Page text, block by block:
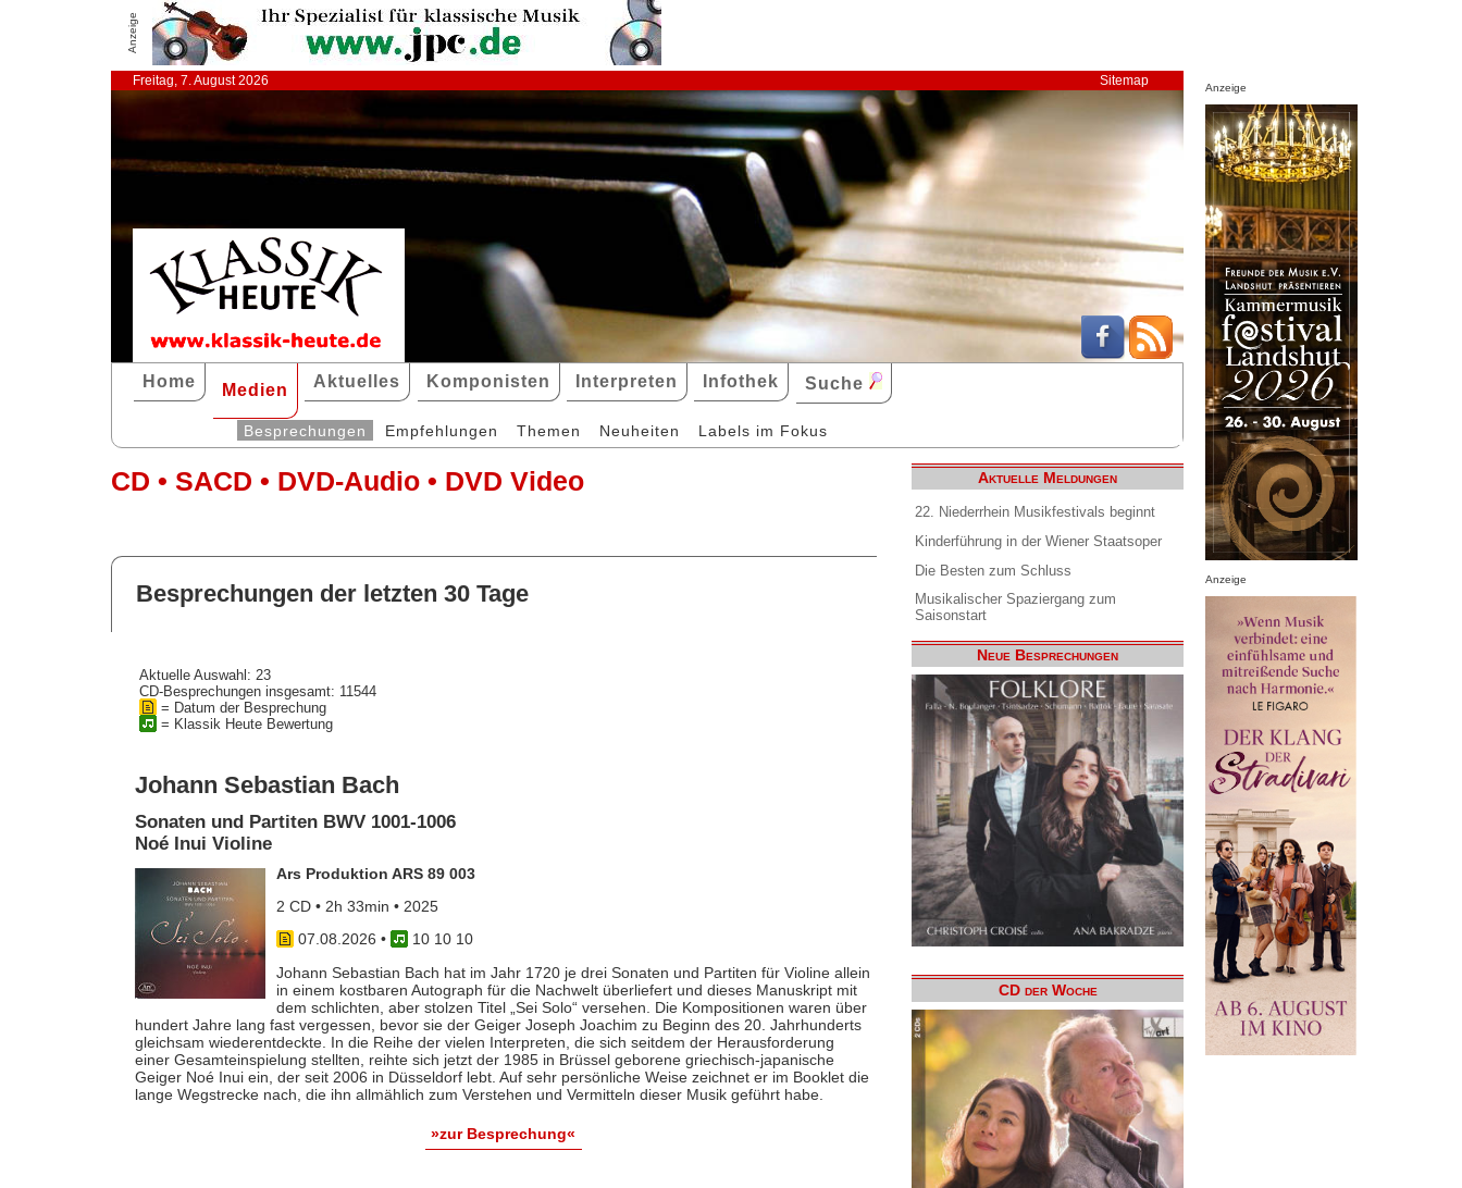
Anzeige
Freitag, 7. August 2026 Sitemap
Home Medien Aktuelles Komponisten Interpreten Infothek Suche
Besprechungen Empfehlungen Themen Neuheiten Labels im Fokus
CD • SACD • DVD-Audio • DVD Video
Besprechungen der letzten 30 Tage
Aktuelle Auswahl: 23
CD-Besprechungen insgesamt: 11544
= Datum der Besprechung
= Klassik Heute Bewertung
Johann Sebastian Bach
Sonaten und Partiten BWV 1001-1006
Noé Inui Violine
Ars Produktion ARS 89 003
2 CD • 2h 33min • 2025
07.08.2026 •
10 10 10
Johann Sebastian Bach hat im Jahr 1720 je drei Sonaten und Partiten für Violine allein
in einem kostbaren Autograph für die Nachwelt überliefert und dieses Manuskript mit
dem schlichten, aber stolzen Titel „Sei Solo“ versehen. Die Kompositionen waren über
hundert Jahre lang fast vergessen, bevor sie der Geiger Joseph Joachim zu Beginn des 20. Jahrhunderts
gleichsam wiederentdeckte. In die Reihe der vielen Interpreten, die sich seitdem der Herausforderung
einer Gesamteinspielung stellten, reihte sich jetzt der 1985 in Brüssel geborene griechisch-japanische
Geiger Noé Inui ein, der seit 2006 in Düsseldorf lebt. Auf sehr persönliche Weise zeichnet er im Booklet die
lange Wegstrecke nach, die ihn allmählich zum Verstehen und Vermitteln dieser Musik geführt habe.
»zur Besprechung«
Aktuelle Meldungen
22. Niederrhein Musikfestivals beginnt
Kinderführung in der Wiener Staatsoper
Die Besten zum Schluss
Musikalischer Spaziergang zum
Saisonstart
Neue Besprechungen
CD der Woche
Anzeige
Anzeige